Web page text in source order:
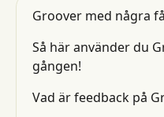
Groover med några
Så här använder du
gången!
Vad är feedback på